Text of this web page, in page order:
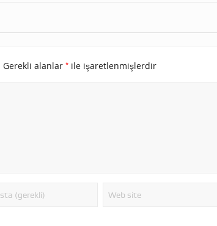
Gerekli alanlar * ile işaretlenmişlerdir